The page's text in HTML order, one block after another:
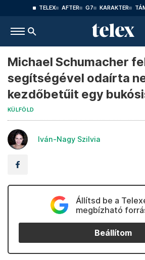
TELEX AFTER G7 KARAKTER
Michael Schumacher
segítségével odaírta
kezdőbetűit egy
KÜLFÖLD
Iván-Nagy Szilvia
Állítsd be a
megbízható
Beállítom